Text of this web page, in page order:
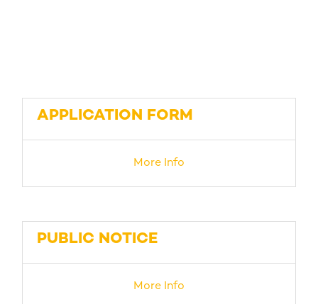
APPLICATION FORM
More Info
PUBLIC NOTICE
More Info